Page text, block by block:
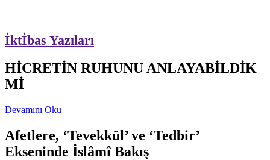
İktİbas Yazıları
HİCRETİN RUHUNU ANLAYABİLDİK
Mİ
Devamını Oku
Afetlere, ‘Tevekkül’ ve ‘Tedbir’
Ekseninde İslâmî Bakış